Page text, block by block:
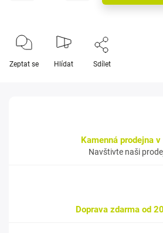
Zeptat se Hlídat Sdílet
Kamenná prodejna v
Navštivte naši
Doprava zdarma od